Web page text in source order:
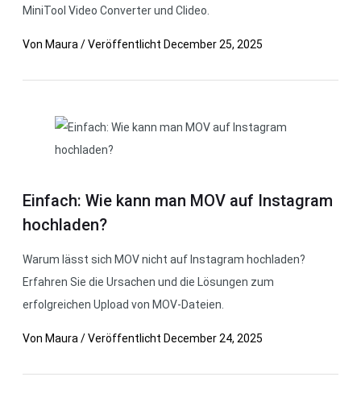
MiniTool Video Converter und Clideo.
Von Maura /Veröffentlicht December 25, 2025
Einfach: Wie kann man MOV auf Instagram
hochladen?
Warum lässt sich MOV nicht auf Instagram hochladen?
Erfahren Sie die Ursachen und die Lösungen zum
erfolgreichen Upload von MOV-Dateien.
Von Maura /Veröffentlicht December 24, 2025